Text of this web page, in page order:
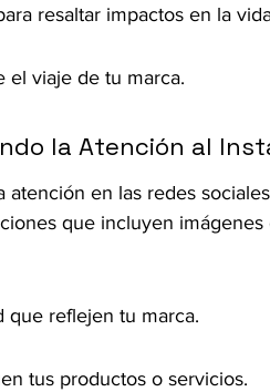
resaltar impactos en la
el viaje de tu marca.
la Atención al
atención en las redes
que incluyen
que reflejen tu marca.
tus productos o servicios.